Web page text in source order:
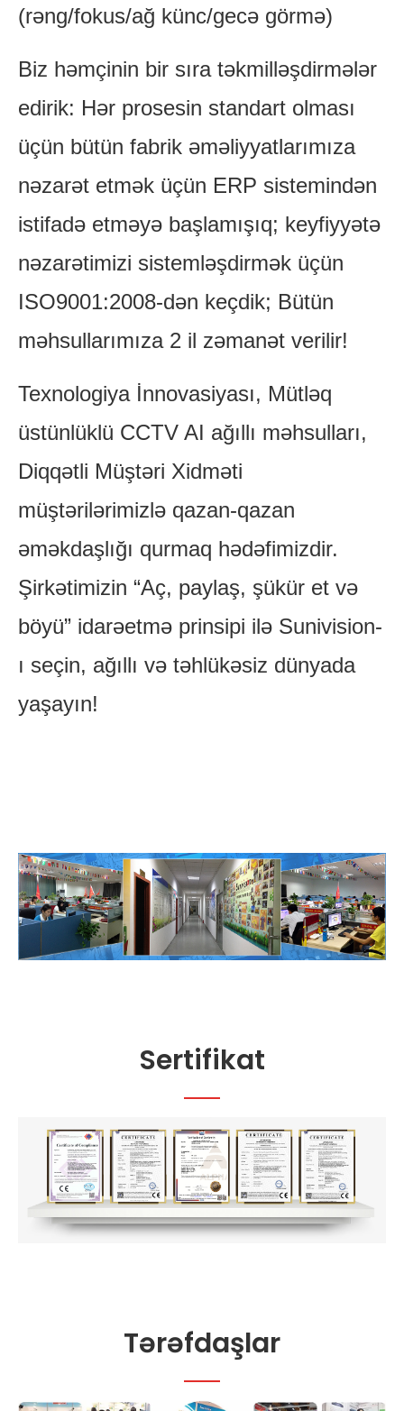
(rəng/fokus/ağ künc/gecə görmə)
Biz həmçinin bir sıra təkmilləşdirmələr
edirik: Hər prosesin standart olması
üçün bütün fabrik əməliyyatlarımıza
nəzarət etmək üçün ERP sistemindən
istifadə etməyə başlamışıq; keyfiyyətə
nəzarətimizi sistemləşdirmək üçün
ISO9001:2008-dən keçdik; Bütün
məhsullarımıza 2 il zəmanət verilir!
Texnologiya İnnovasiyası, Mütləq
üstünlüklü CCTV AI ağıllı məhsulları,
Diqqətli Müştəri Xidməti
müştərilərimizlə qazan-qazan
əməkdaşlığı qurmaq hədəfimizdir.
Şirkətimizin “Aç, paylaş, şükür et və
böyü” idarəetmə prinsipi ilə Sunivision-
ı seçin, ağıllı və təhlükəsiz dünyada
yaşayın!
Sertifikat
Tərəfdaşlar